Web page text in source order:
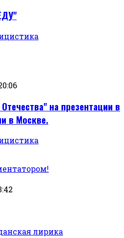
на презентации в
в Москве.
лирика